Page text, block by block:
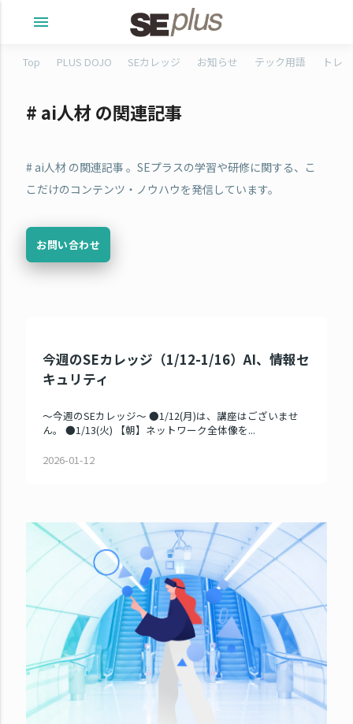
menu
Top PLUS DOJO SEカレッジ お知らせ テック用語 トレ
# ai人材 の関連記事
# ai人材 の関連記事 。SEプラスの学習や研修に関する、こ
こだけのコンテンツ・ノウハウを発信しています。
お問い合わせ
今週のSEカレッジ（1/12-1/16）AI、情報セ
キュリティ
～今週のSEカレッジ～ ●1/12(月)は、講座はございませ
ん。 ●1/13(火) 【朝】ネットワーク全体像を...
2026-01-12